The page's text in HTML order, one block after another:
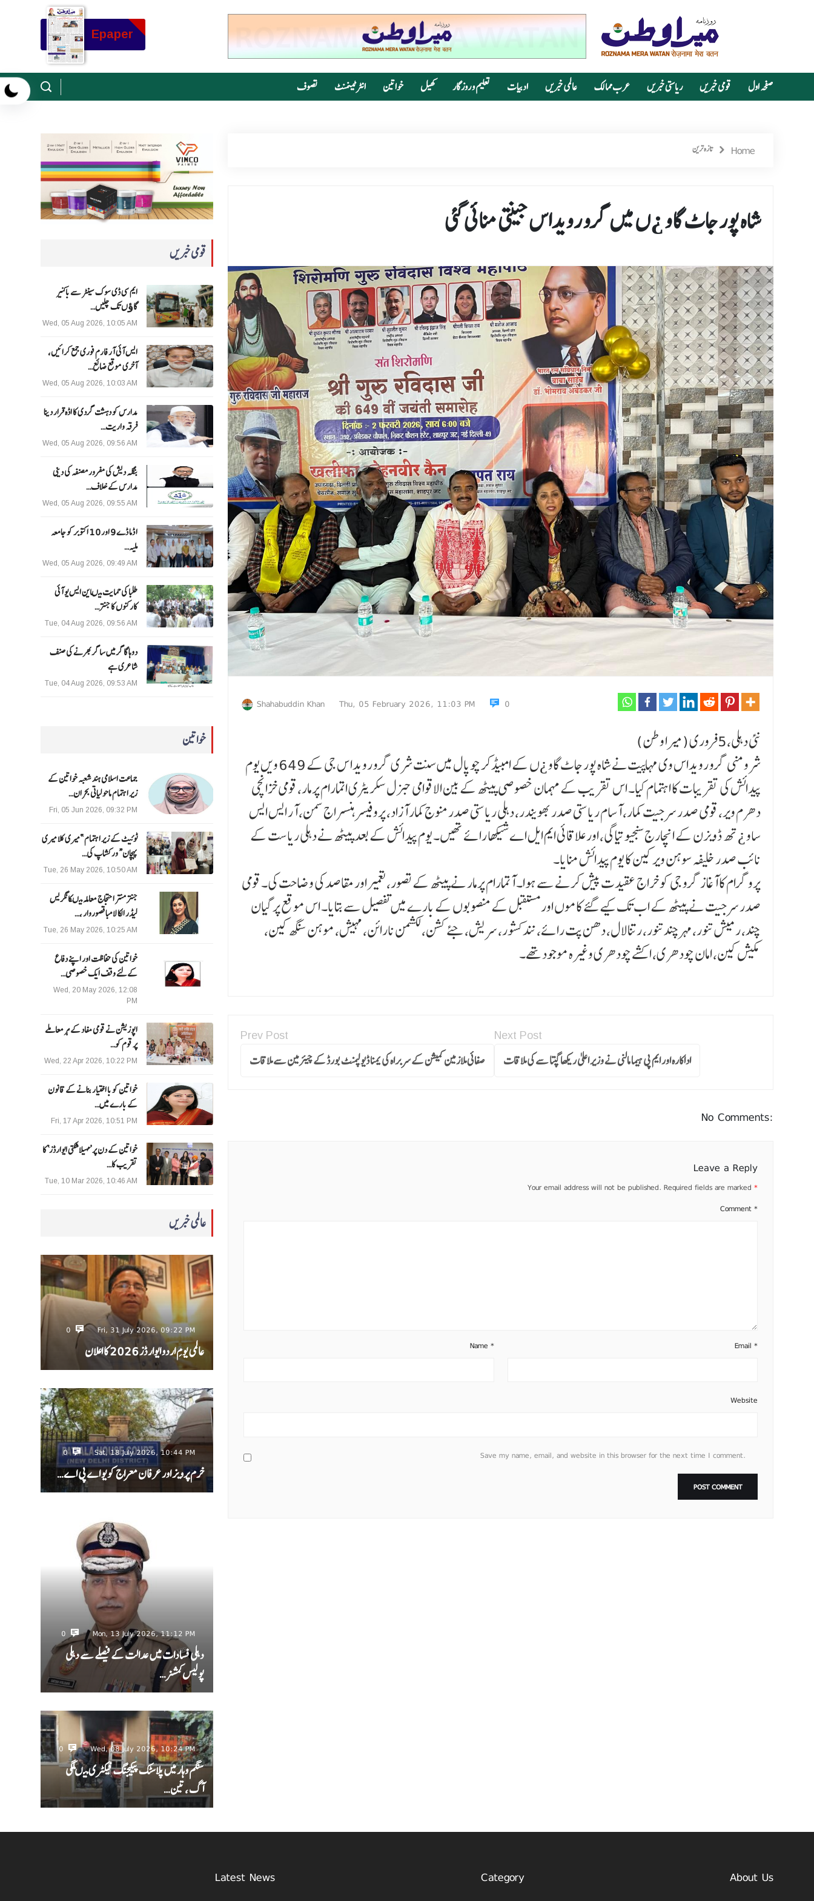
Epaper
صفحہ اول قومی خبریں ریاستی خبریں عرب ممالک عالمی خبریں ادبیات تعلیم و روزگار کھیل خواتین انٹرٹینمنٹ تصوف
قومی خبریں
ایم سی ڈی سوک سینٹر سے باکنیر
گاﺅں تک چلیں…
Wed, 05 Aug 2026, 10:05 AM
ایس آئی آر فارم فوری جمع کرائیں،
آخری موقع ضائع…
Wed, 05 Aug 2026, 10:03 AM
مدارس کو دہشت گردی کا اڈہ قرار دینا
فرقہ واریت…
Wed, 05 Aug 2026, 09:56 AM
بنگلہ دیش کی مفرور مصنفہ کی دینی
مدارس کے خلاف…
Wed, 05 Aug 2026, 09:55 AM
ا ڈما ڈے 9 اور 10 اکتوبر کو جامعہ
ملیہ…
Wed, 05 Aug 2026, 09:49 AM
طلبا کی حمایت میںاین ایس یو آئی
کارکنوں کا جنتر…
Tue, 04 Aug 2026, 09:56 AM
دوہا گاگر میں ساگر بھرنے کی صنف
شاعری ہے
Tue, 04 Aug 2026, 09:53 AM
خواتین
جماعت اسلامی ہند شعبہ خواتین کے
زیر اہتمام ماحولیاتی بحران…
Fri, 05 Jun 2026, 09:32 PM
ٹوئیٹ کے زیر اہتمام ”میری کلا میری
پہچان“ ورکشاپ کی…
Tue, 26 May 2026, 10:50 AM
جنتر منتر احتجاج معاملہ میںکانگریس
لیڈر الکا لامبا قصوروار ،…
Tue, 26 May 2026, 10:25 AM
خواتین کی حفاظت اور اپنے دفاع
کےلئے وقف ایک خصوصی…
Wed, 20 May 2026, 12:08
PM
اپوزیشن نے قومی مفاد کے ہر معاملے
پر قوم کو…
Wed, 22 Apr 2026, 10:22 PM
خواتین کو با اختیار بنانے کے قانون
کے بارے میں…
Fri, 17 Apr 2026, 10:51 PM
خواتین کے دن پر ’مہیلا شکتی ایوارڈز‘ کا
تقریب کا…
Tue, 10 Mar 2026, 10:46 AM
عالمی خبریں
Fri, 31 July 2026, 09:22 PM
0
عالمی یومِ اردو ایوارڈز 2026 کا اعلان
Sat, 18 July 2026, 10:44 PM
0
خرم پرویز اور عرفان معراج کو یو اے پی اے…
Mon, 13 July 2026, 11:12 PM
0
دہلی فسادات میں عدالت کے فیصلے سے دہلی
پولیس کمشنر…
Wed, 08 July 2026, 10:24 PM
0
سنگم وہار میں پلاسٹک پیکیجنگ فیکٹری میںلگی
آگ ، تین…
Home تازہ ترین
شاہ پور جاٹ گاو ¿ں میں گرو رویداس جینتی منائی گئی
Shahabuddin Khan Thu, 05 February 2026, 11:03 PM 0
نئی دہلی،5فروری (میرا وطن)
شرومنی گرو رویداس وی مہاپیت نے شاہ پور جاٹ گاو ¿ں کے امبیڈکر چوپال میں سنت شری گرو رویدا س جی کے 649 ویں یوم
پیدائش کی تقریبات کا اہتمام کیا۔ اس تقریب کے مہمان خصوصی پیٹھ کے بین الاقوامی جنرل سکریٹری اتمارام پرمار، قومی خزانچی
دھرم ویر، قومی صدر سرجیت کمار، آسام ریاستی صدر بھویندر، دہلی ریاستی صدر منوج کمار آزاد، پروفیسر ہنسراج سمن، آر ایس ایس
ساو ¿تھ ڈویزن کے انچارج سنجیو تیاگی، اور علاقائی ایم ایل اے شیکھا رائے تھیں۔ یوم پیدائش کے بعد پیٹھ نے دہلی ریا ست کے
نائب صدر خلیفہ سوہن ویر کین کا یوم پیدائش منایا۔
پروگرام کا آغاز گرو جی کو خراج عقیدت پیش کرنے سے ہوا۔ آتمارام پرمار نے پیٹھ کے تصور، تعمیر اور مقاصد کی وضاحت کی۔ قومی
صدر سرجیت نے پیٹھ کے اب تک کیے گئے کاموں اور مستقبل کے منصوبوں کے بارے میں تفصیل سے بتایا۔ اس موقع پر گیان
چند، رمیش تنور، مہر چند تنور، رتنالال، دھن پت رائے، نند کشور، سریش، جئے کشن، لکشمن نارائن، مہیش، موہن سنگھ کین،
مکیش کین، امان چودھری، اکشے چودھری وغیرہ موجود تھے۔
Prev Post
صفائی ملازمین کمیشن کے سربراہ کی یمنا ڈیولپمنٹ بورڈ کے چیئرمین سے ملاقات
Next Post
اداکارہ اور ایم پی ہیما مالنی نے وزیر اعلیٰ ریکھا گپتا سے کی ملاقات
No Comments:
Leave a Reply
Your email address will not be published. Required fields are marked *
Comment *
Name* Email *
Website
Save my name, email, and website in this browser for the next time I comment.
Latest News Category About Us